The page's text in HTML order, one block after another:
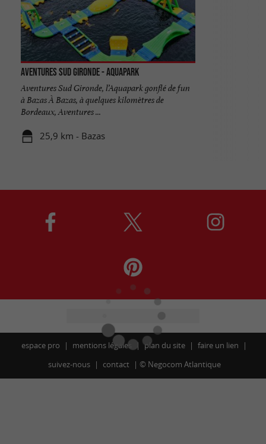
Aventures Sud Gironde - Aquapark
Aventures Sud Gironde, l’Aquapark gonflé de fun
à Bazas À Bazas, à quelques kilomètres de
Bordeaux, Aventures ...
25,9 km - Bazas
espace pro mentions légales plan du site
faire un lien
suivez-nous
contact © Negocom Atlantique